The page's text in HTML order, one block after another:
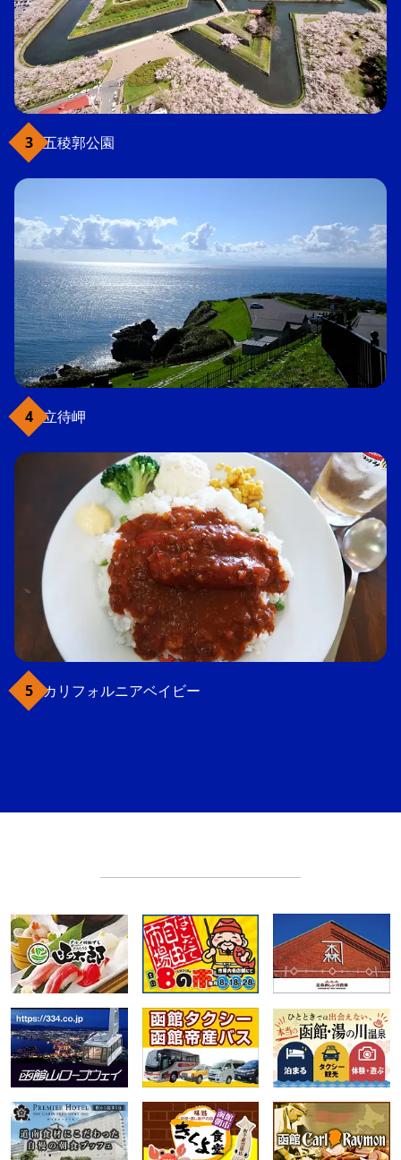
五稜郭公園
立待岬
カリフォルニアベイビー